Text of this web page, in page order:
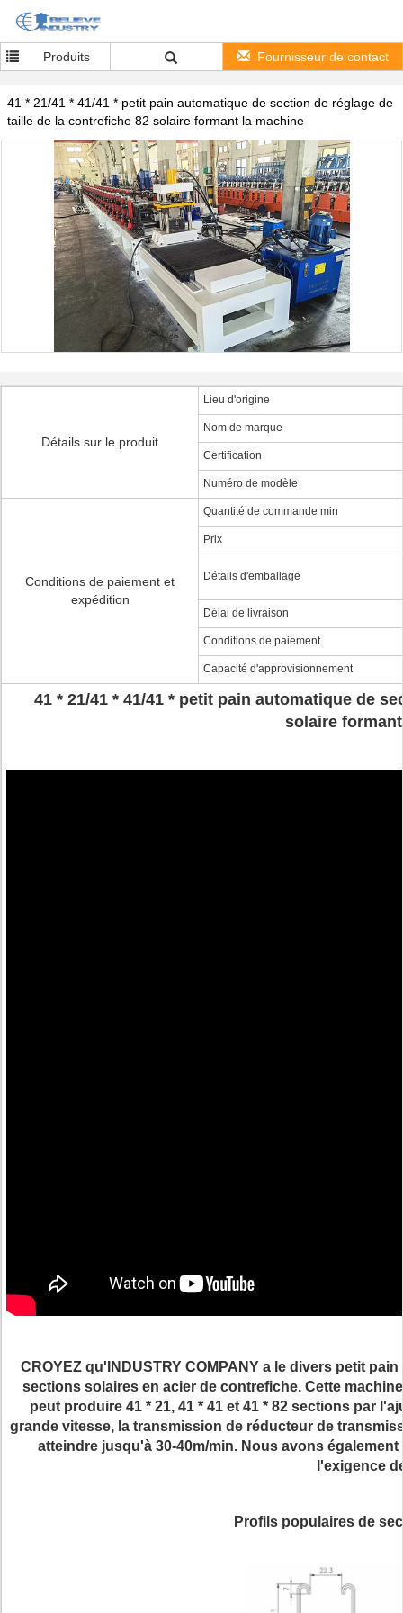
Produits Fournisseur de contact
41 * 21/41 * 41/41 * petit pain automatique de section de réglage de
taille de la contrefiche 82 solaire formant la machine
Détails sur le produit
Lieu d'origine
Nom de marque
Certification
Numéro de modèle
Conditions de paiement et
expédition
Quantité de commande min
Prix
Détails d'emballage
Délai de livraison
Conditions de paiement
Capacité d'approvisionnement
41 * 21/41 * 41/41 * petit pain automatique de
solaire
CROYEZ qu'INDUSTRY COMPANY a le divers petit
sections solaires en acier de contrefiche. Cette
peut produire 41 * 21, 41 * 41 et 41 * 82 sections par
grande vitesse, la transmission de réducteur de
atteindre jusqu'à 30-40m/min. Nous avons
l'exigence
Profils populaires de